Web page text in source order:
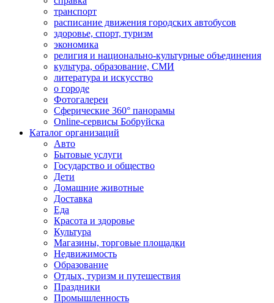
транспорт
расписание движения городских автобусов
здоровье, спорт, туризм
экономика
религия и национально-культурные объединения
культура, образование, СМИ
литература и искусство
о городе
Фотогалереи
Сферические 360° панорамы
Online-сервисы Бобруйска
Каталог организаций
Авто
Бытовые услуги
Государство и общество
Дети
Домашние животные
Доставка
Еда
Красота и здоровье
Культура
Магазины, торговые площадки
Недвижимость
Образование
Отдых, туризм и путешествия
Праздники
Промышленность